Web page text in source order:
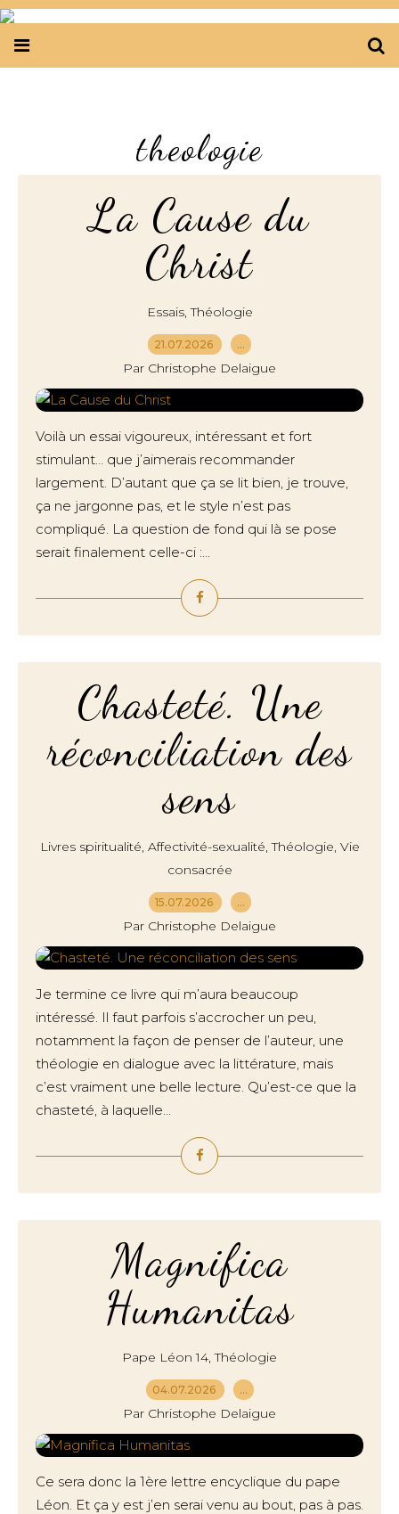
theologie
La Cause du
Christ
Essais,Théologie
21.07.2026 …
Par Christophe Delaigue
Voilà un essai vigoureux, intéressant et fort
stimulant… que j’aimerais recommander
largement. D’autant que ça se lit bien, je trouve,
ça ne jargonne pas, et le style n’est pas
compliqué. La question de fond qui là se pose
serait finalement celle-ci :...
Chasteté. Une
réconciliation des
sens
Livres spiritualité, Affectivité-sexualité,Théologie, Vie
consacrée
15.07.2026 …
Par Christophe Delaigue
Je termine ce livre qui m’aura beaucoup
intéressé. Il faut parfois s’accrocher un peu,
notamment la façon de penser de l’auteur, une
théologie en dialogue avec la littérature, mais
c’est vraiment une belle lecture. Qu’est-ce que la
chasteté, à laquelle...
Magnifica
Humanitas
Pape Léon 14,Théologie
04.07.2026 …
Par Christophe Delaigue
Ce sera donc la 1ère lettre encyclique du pape
Léon. Et ça y est j’en serai venu au bout, pas à pas.